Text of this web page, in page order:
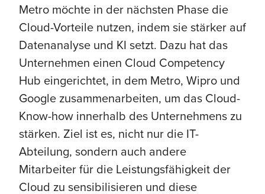
Metro möchte in der nächsten Phase die
Cloud-Vorteile nutzen, indem sie stärker auf
Datenanalyse und KI setzt. Dazu hat das
Unternehmen einen Cloud Competency
Hub eingerichtet, in dem Metro, Wipro und
Google zusammenarbeiten, um das Cloud-
Know-how innerhalb des Unternehmens zu
stärken. Ziel ist es, nicht nur die IT-
Abteilung, sondern auch andere
Mitarbeiter für die Leistungsfähigkeit der
Cloud zu sensibilisieren und diese